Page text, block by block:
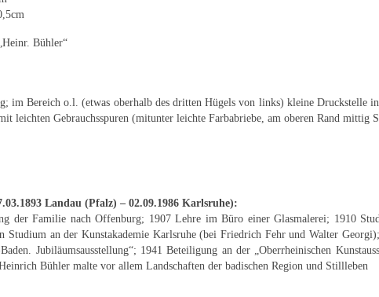
Bühler“
im Bereich o.l. (etwas oberhalb des dritten Hügels von links) kleine
leichten Gebrauchsspuren (mitunter leichte Farbabriebe, am oberen Rand mittig
Landau (Pfalz) – 02.09.1986 Karlsruhe):
der Familie nach Offenburg; 1907 Lehre im Büro einer Glasmalerei; 1910
Studium an der Kunstakademie Karlsruhe (bei Friedrich Fehr und Walter
Jubiläumsausstellung“; 1941 Beteiligung an der „Oberrheinischen
Bühler malte vor allem Landschaften der badischen Region und Stillleben